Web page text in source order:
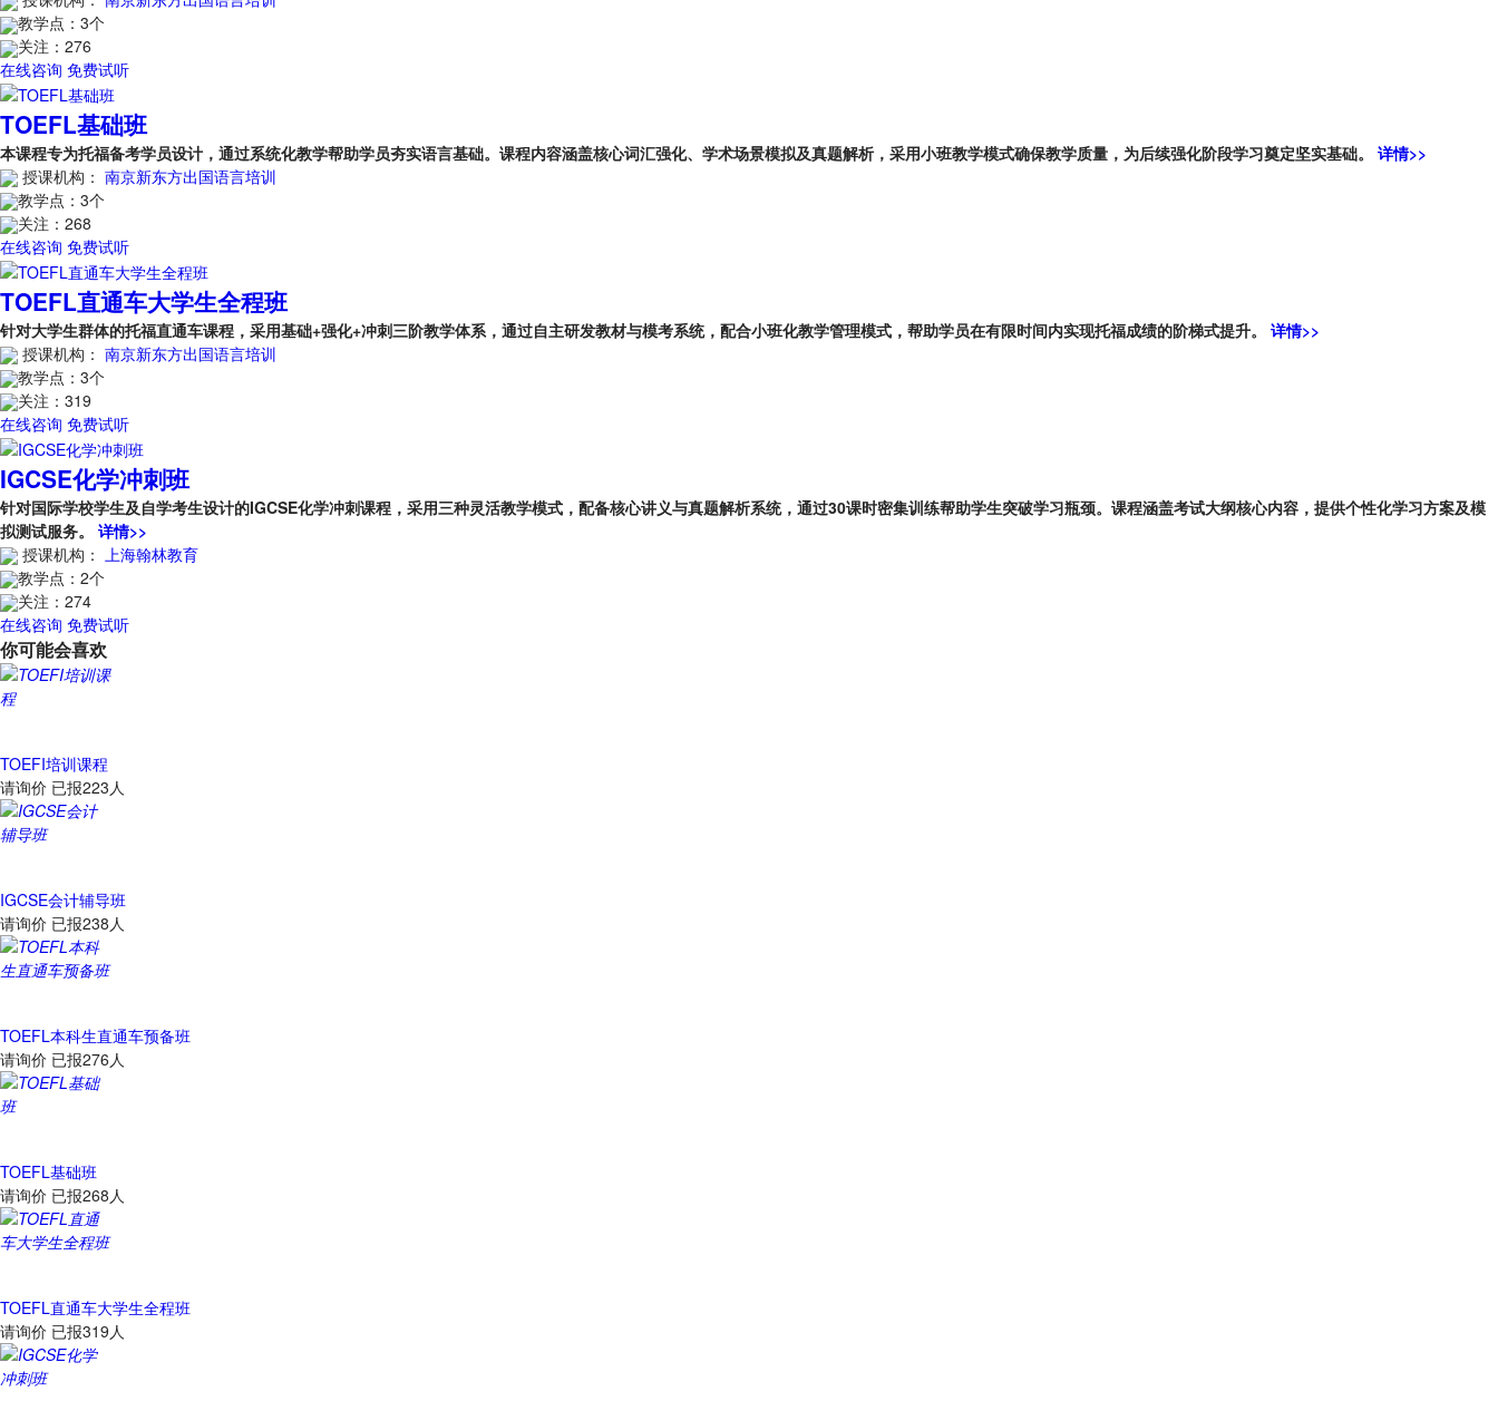
教学点： 3个
关注： 276
在线咨询 免费试听
TOEFL基础班
本课程专为托福备考学员设计，通过系统化教学帮助学员夯实语言基础。课程内容涵盖核心词汇强化、学术场景模拟及真题解析，采用小班教学模式确保教学质量，为后续强化阶段学习奠定坚实基础。 详情>>
授课机构： 南京新东方出国语言培训
教学点： 3个
关注： 268
在线咨询 免费试听
TOEFL直通车大学生全程班
针对大学生群体的托福直通车课程，采用基础+强化+冲刺三阶教学体系，通过自主研发教材与模考系统，配合小班化教学管理模式，帮助学员在有限时间内实现托福成绩的阶梯式提升。 详情>>
授课机构： 南京新东方出国语言培训
教学点： 3个
关注： 319
在线咨询 免费试听
IGCSE化学冲刺班
针对国际学校学生及自学考生设计的IGCSE化学冲刺课程，采用三种灵活教学模式，配备核心讲义与真题解析系统，通过30课时密集训练帮助学生突破学习瓶颈。课程涵盖考试大纲核心内容，提供个性化学习方案及模
拟测试服务。 详情>>
授课机构：
上海翰林教育
教学点： 2个
关注： 274
在线咨询 免费试听
你可能会喜欢
TOEFI培训课程
请询价 已报223人
IGCSE会计辅导班
请询价 已报238人
TOEFL本科生直通车预备班
请询价 已报276人
TOEFL基础班
请询价 已报268人
TOEFL直通车大学生全程班
请询价 已报319人